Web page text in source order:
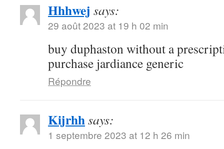
Hhhwej says:
29 août 2023 at 19 h 02 min
buy duphaston without a
purchase jardiance generic
Répondre
Kijrhhsays:
1 septembre 2023 at 12 h 26 min